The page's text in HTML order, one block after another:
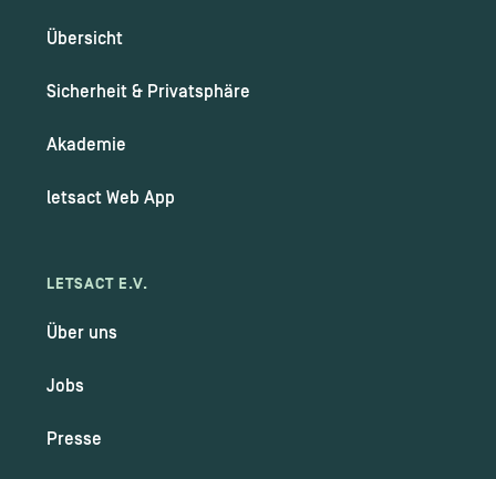
Übersicht
Sicherheit & Privatsphäre
Akademie
letsact Web App
LETSACT E.V.
Über uns
Jobs
Presse